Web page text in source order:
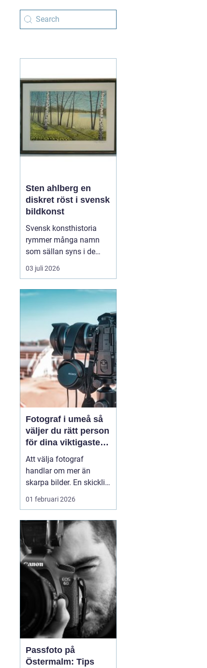
Sten ahlberg en
diskret röst i svensk
bildkonst
Svensk konsthistoria
rymmer många namn
som sällan syns i de
stora rubrikerna, men
som ändå har en
samlarnas och
galleristernas värld.
hör till den
kretsen. Han är en av de
konstnä...
03 juli 2026
Fotograf i umeå så
väljer du rätt person
för dina viktigaste
ögonblick
Att välja fotograf
handlar om mer än
skarpa bilder. En skicklig
fotograf fångar
alla de små detaljerna
som annars lätt
försvinner. För många i
och runt Umeå har
fotografering blivit ett
sätt att både beva...
01 februari 2026
Passfoto på
Östermalm: Tips